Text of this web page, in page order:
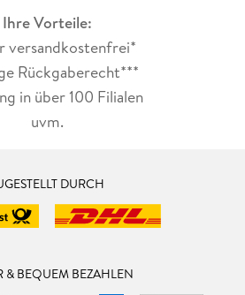
Ihre Vorteile:
versandkostenfrei*
Rückgaberecht***
in über 100 Filialen
uvm.
DURCH
& BEQUEM BEZAHLEN